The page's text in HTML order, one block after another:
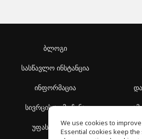
ბლოგი
სასწავლო ინსტანცია
ინფორმაცია
სივრცის აღმოჩენა
უფასო სკოლაWe use cookies to
Essential cookies keep